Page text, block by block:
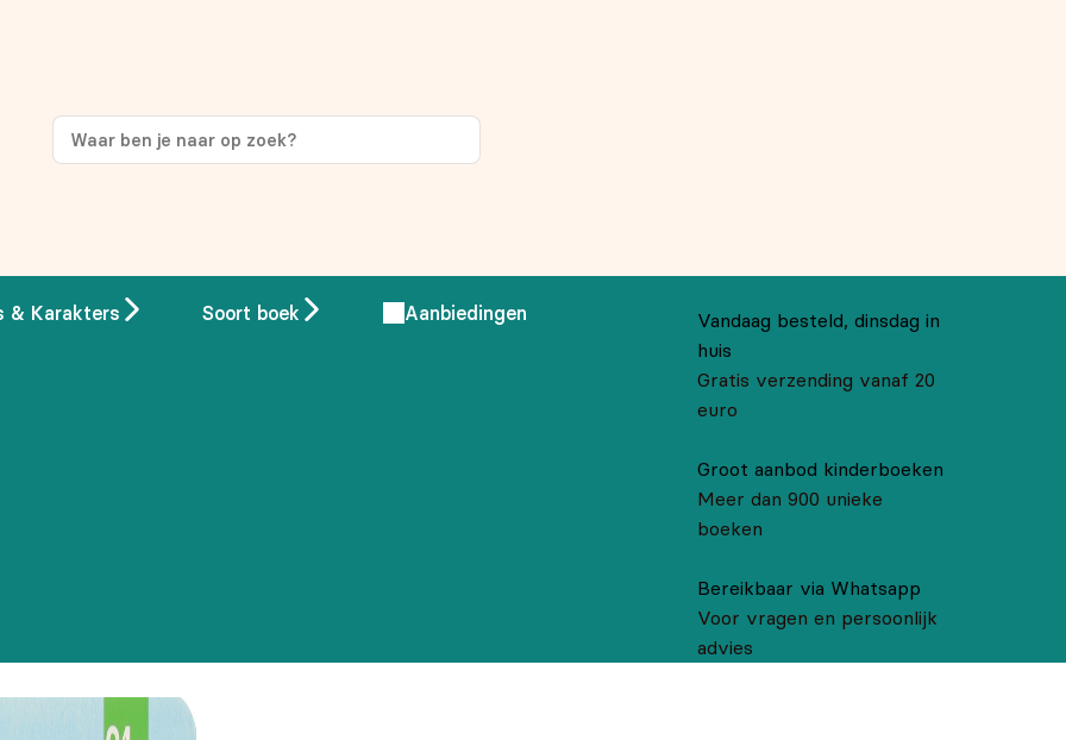
& Karakters Soort boek Aanbiedingen
Vandaag besteld, dinsdag in
huis
Gratis verzending vanaf 20
euro
Groot aanbod kinderboeken
Meer dan 900 unieke
boeken
Bereikbaar via Whatsapp
Voor vragen en persoonlijk
advies
op je eerste aankoop!